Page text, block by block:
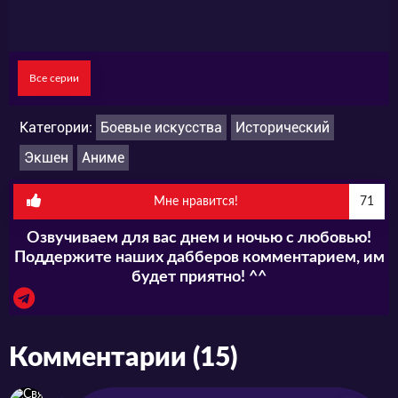
пропустите появление серий на нашем сайте.
Приятного просмотра!
Все серии
Категории: Боевые искусства
Исторический
Экшен
Аниме
Мне нравится! 71
Озвучиваем для вас днем и ночью с любовью!
Поддержите наших дабберов комментарием, им
будет приятно! ^^
Комментарии (15)